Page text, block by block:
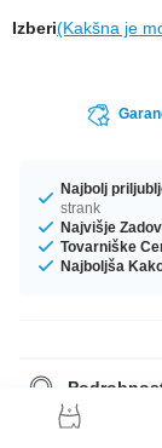
Izberi(Kakšna je
Najbolj
strank
Najvišje
Tovarniške
Najboljša
Na voljo v profilu